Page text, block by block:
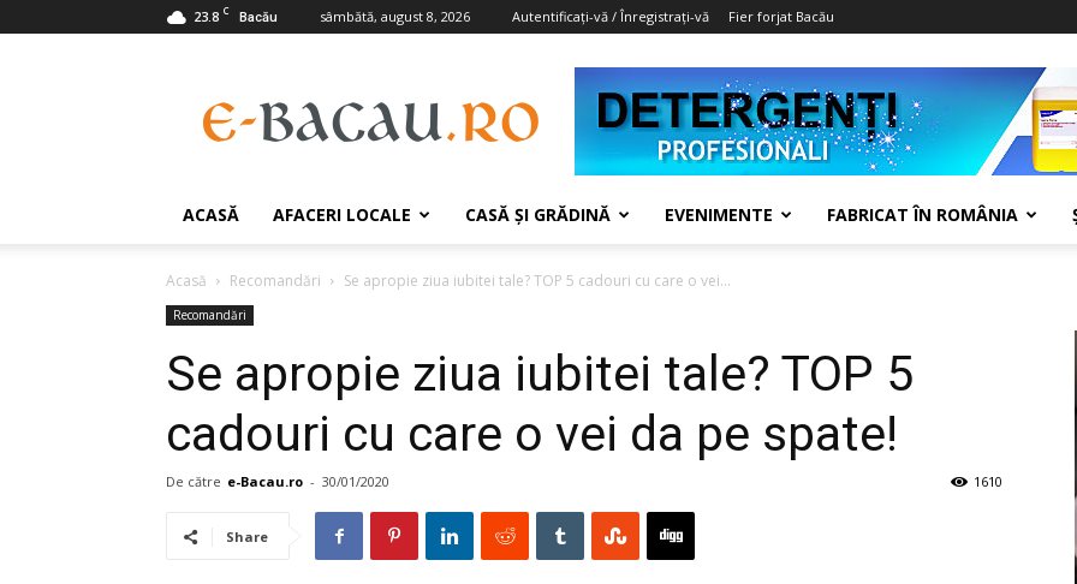
23.8 C Bacău sâmbătă, august 8, 2026 Autentificați-vă / Înregistrați-vă Fier forjat Bacău
Bacau.ro
ACASĂ AFACERI LOCALE CASĂ ŞI GRĂDINĂ EVENIMENTE FABRICAT ÎN ROMÂNIA
Acasă Recomandări Se apropie ziua iubitei tale? TOP 5 cadouri cu care o vei...
Recomandări
Se apropie ziua iubitei tale? TOP 5
cadouri cu care o vei da pe spate!
De către e-Bacau.ro - 30/01/2020 1610
Share